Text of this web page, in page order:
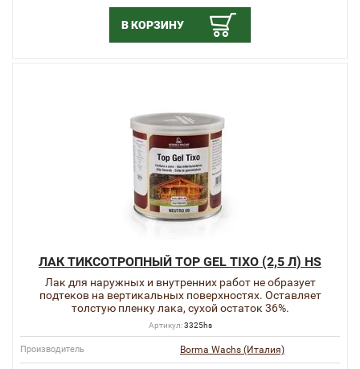
В КОРЗИНУ
ЛАК ТИКСОТРОПНЫЙ TOP GEL TIXO (2,5 Л) HS
Лак для наружных и внутренних работ не образует
подтеков на вертикальных поверхностях. Оставляет
толстую пленку лака, сухой остаток 36%.
Артикул:3325hs
Производитель Borma Wachs (Италия)